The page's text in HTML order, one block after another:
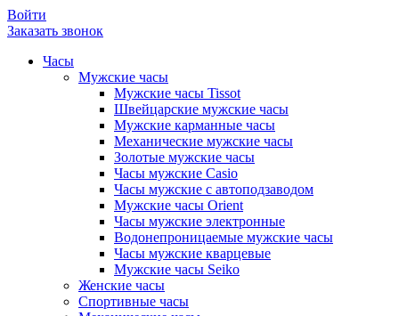
Войти
Заказать звонок
Часы
Мужские часы
Мужские часы Tissot
Швейцарские мужские часы
Мужские карманные часы
Механические мужские часы
Золотые мужские часы
Часы мужские Casio
Часы мужские с автоподзаводом
Мужские часы Orient
Часы мужские электронные
Водонепроницаемые мужские часы
Часы мужские кварцевые
Мужские часы Seiko
Женские часы
Спортивные часы